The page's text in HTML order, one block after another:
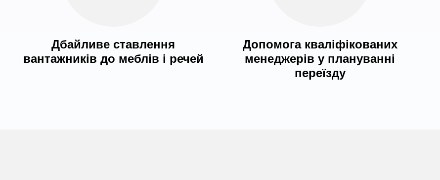
Дбайливе ставлення
вантажників до меблів і речей
Допомога кваліфікованих
менеджерів у плануванні
переїзду